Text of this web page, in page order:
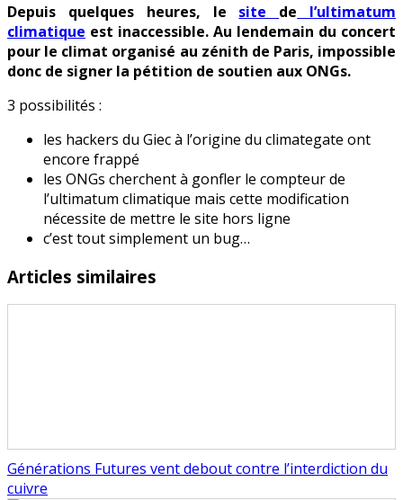
panne
Depuis quelques heures, le site de l’ultimatum
climatique est inaccessible. Au lendemain du concert
pour le climat organisé au zénith de Paris, impossible
donc de signer la pétition de soutien aux ONGs.
3 possibilités :
les hackers du Giec à l’origine du climategate ont
encore frappé
les ONGs cherchent à gonfler le compteur de
l’ultimatum climatique mais cette modification
nécessite de mettre le site hors ligne
c’est tout simplement un bug…
Articles similaires
Générations Futures vent debout contre l’interdiction du
cuivre